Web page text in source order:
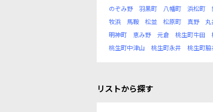
のぞみ野
羽黒町 八幡町 浜松町
牧浜
馬鞍 松並 松原町 真野 丸
明神町
恵み野 元倉 桃生町牛田
桃生町中津山
桃生町永井 桃生町脇
リストから探す